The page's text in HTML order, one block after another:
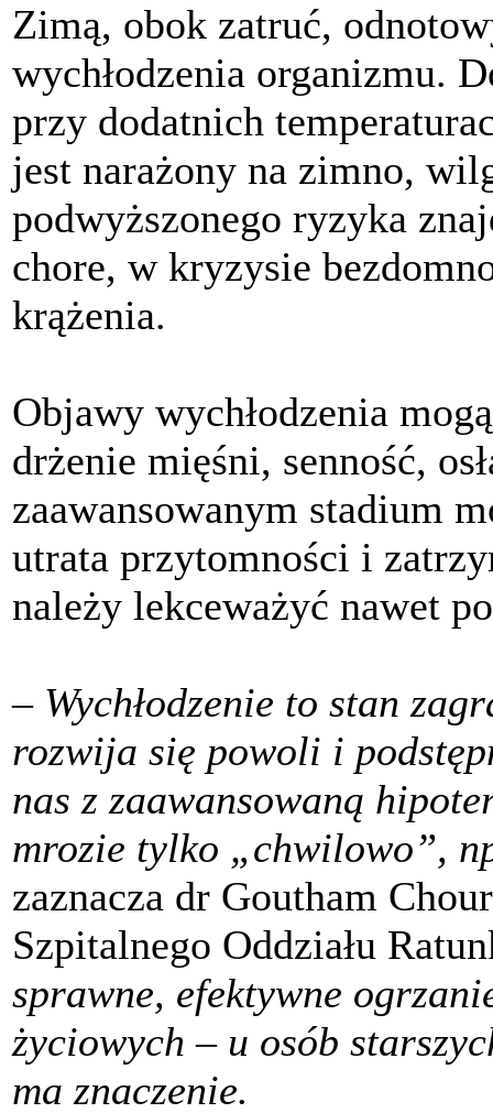
Zimą, obok zatruć,
wychłodzenia organizmu.
przy dodatnich
jest narażony na zimno,
podwyższonego ryzyka
chore, w kryzysie
krążenia.
Objawy wychłodzenia
drżenie mięśni, senność,
zaawansowanym stadium
utrata przytomności i
należy lekceważyć nawet
– Wychłodzenie to stan
rozwija się powoli i
nas z zaawansowaną
mrozie tylko „chwilowo”,
zaznacza dr Goutham
Szpitalnego Oddziału
sprawne, efektywne
życiowych – u osób
ma znaczenie.